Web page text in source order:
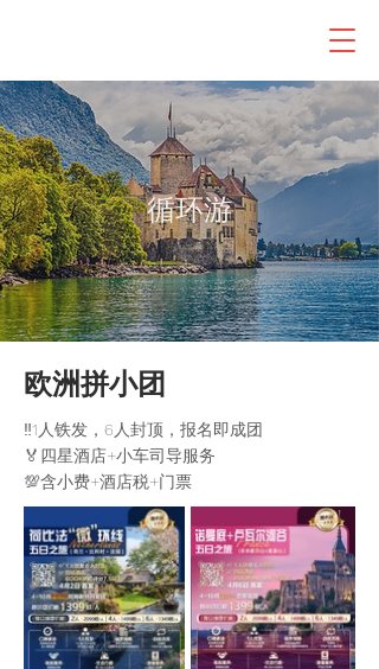
循环游
欧洲拼小团
‼️1人铁发，6人封顶，报名即成团
🏅四星酒店+小车司导服务
💯含小费+酒店税+门票